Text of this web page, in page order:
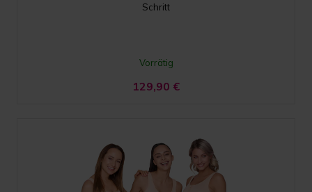
Schritt
Vorrätig
129,90 €